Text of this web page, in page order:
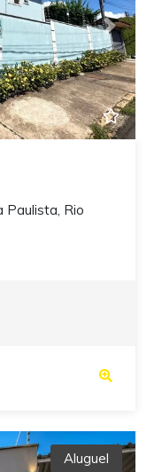
Next
Paulista, Rio
Aluguel